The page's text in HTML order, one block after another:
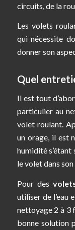
circuits, de la
Les volets
qui nécessite
donner son
Quel
Il est tout
particulier au
volet roulant.
un orage, il est
humidité
le volet dans
Pour des
utiliser de l’eau
nettoyage 2 à 3
bonne solution